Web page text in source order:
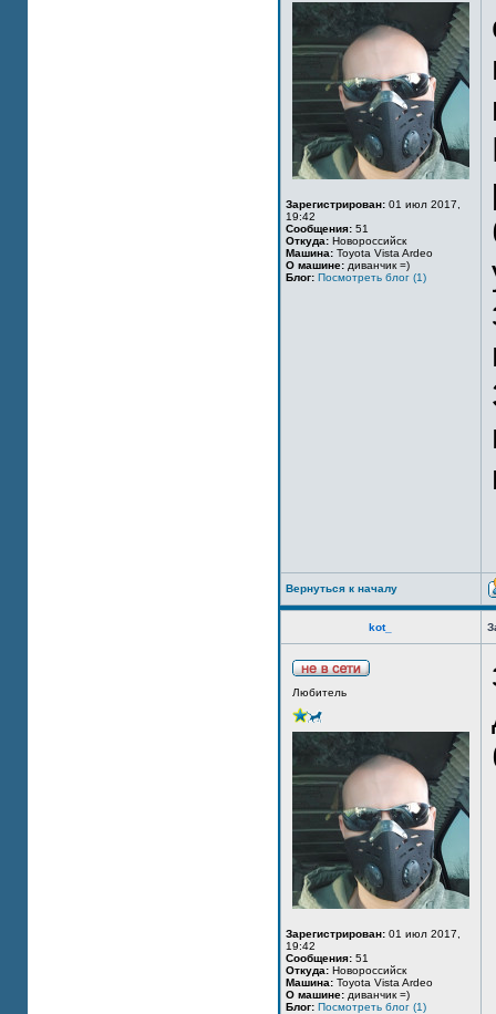
Зарегистрирован: 01 июл 2017,
19:42
Сообщения: 51
Откуда: Новороссийск
Машина: Toyota Vista Ardeo
О машине: диванчик =)
Блог: Посмотреть блог (1)
Вернуться к началу
kot_
Любитель
Зарегистрирован: 01 июл 2017,
19:42
Сообщения: 51
Откуда: Новороссийск
Машина: Toyota Vista Ardeo
О машине: диванчик =)
Блог: Посмотреть блог (1)